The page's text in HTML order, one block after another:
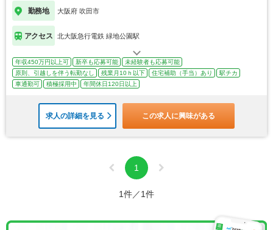
勤務地 大阪府 吹田市
アクセス 北大阪急行電鉄 緑地公園駅
年収450万円以上可 新卒も応募可能
未経験者も応募可能
原則、引越しを伴う転勤なし
残業月10ｈ以下 住宅補助（手当）あり
駅チカ
車通勤可
積極採用中 年間休日120日以上
求人の詳細を見る この求人に興味がある
1
1件／1件